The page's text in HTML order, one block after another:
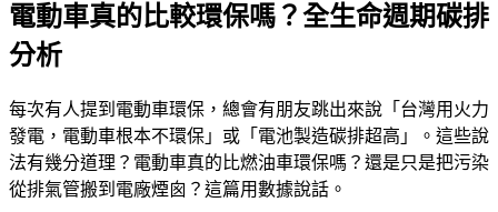
電動車真的比較環保嗎？全生命週期碳排
分析
每次有人提到電動車環保，總會有朋友跳出來說「台灣用火力
發電，電動車根本不環保」或「電池製造碳排超高」。這些說
法有幾分道理？電動車真的比燃油車環保嗎？還是只是把污染
從排氣管搬到電廠煙囪？這篇用數據說話。